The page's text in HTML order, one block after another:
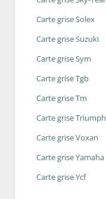
Carte grise Solex
Carte grise Suzuki
Carte grise Sym
Carte grise Tgb
Carte grise Tm
Carte grise Triumph
Carte grise Voxan
Carte grise Yamaha
Carte grise Ycf